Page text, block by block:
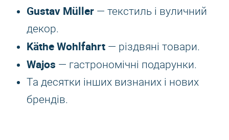
Gustav Müller — текстиль і вуличний
декор.
Käthe Wohlfahrt — різдвяні товари.
Wajos — гастрономічні подарунки.
Та десятки інших визнаних і нових
брендів.